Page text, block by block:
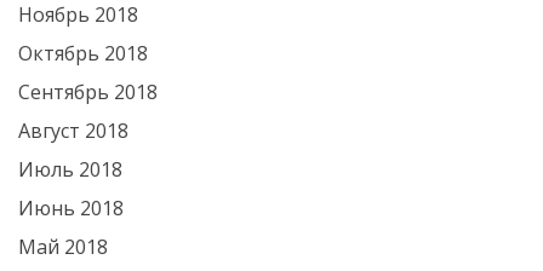
Ноябрь 2018
Октябрь 2018
Сентябрь 2018
Август 2018
Июль 2018
Июнь 2018
Май 2018